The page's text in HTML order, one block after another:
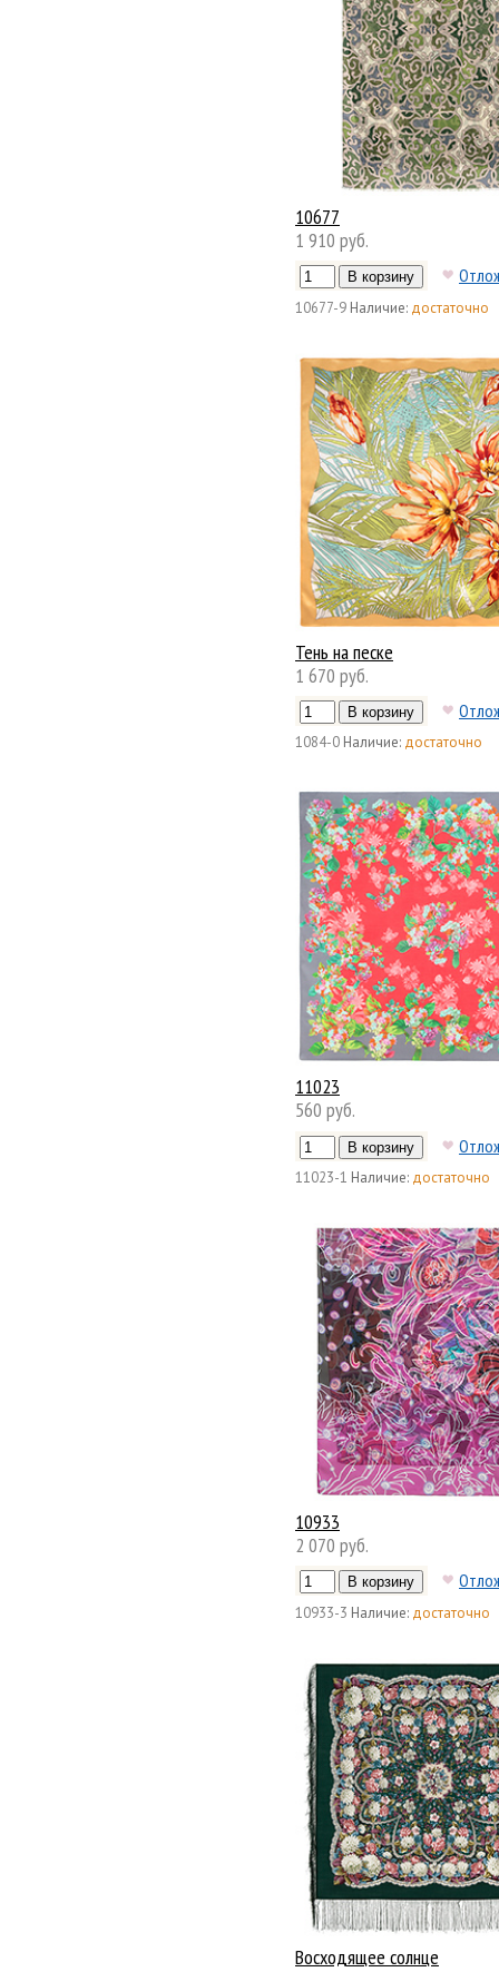
10677
1 910 руб.
10677-9 Наличие: достаточно
Тень на песке
1 670 руб.
1084-0 Наличие: достаточно
11023
560 руб.
11023-1 Наличие: достаточно
10933
2 070 руб.
10933-3 Наличие: достаточно
Восходящее солнце